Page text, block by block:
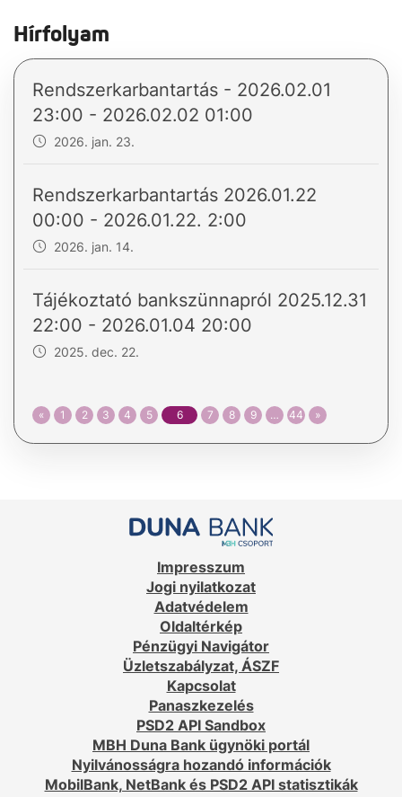
Hírfolyam
Rendszerkarbantartás - 2026.02.01
23:00 - 2026.02.02 01:00
2026. jan. 23.
Rendszerkarbantartás 2026.01.22
00:00 - 2026.01.22. 2:00
2026. jan. 14.
Tájékoztató bankszünnapról 2025.12.31
22:00 - 2026.01.04 20:00
2025. dec. 22.
« 1 2 3 4 5 6 7 8 9 … 44 »
Impresszum
Jogi nyilatkozat
Adatvédelem
Oldaltérkép
Pénzügyi Navigátor
Üzletszabályzat, ÁSZF
Kapcsolat
Panaszkezelés
PSD2 API Sandbox
MBH Duna Bank ügynöki portál
Nyilvánosságra hozandó információk
MobilBank, NetBank és PSD2 API statisztikák